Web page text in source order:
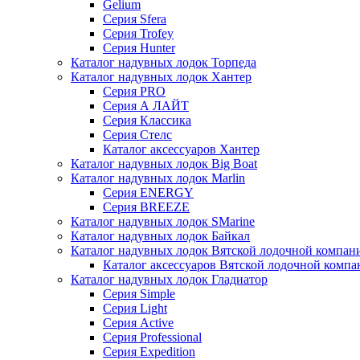
Gelium
Серия Sfera
Серия Trofey
Серия Hunter
Каталог надувных лодок Торпеда
Каталог надувных лодок Хантер
Серия PRO
Серия А ЛАЙТ
Серия Классика
Серия Стелс
Каталог аксессуаров Хантер
Каталог надувных лодок Big Boat
Каталог надувных лодок Marlin
Серия ENERGY
Серия BREEZE
Каталог надувных лодок SMarine
Каталог надувных лодок Байкал
Каталог надувных лодок Вятской лодочной
Каталог аксессуаров Вятской лодочной
Каталог надувных лодок Гладиатор
Серия Simple
Серия Light
Серия Active
Серия Professional
Серия Expedition